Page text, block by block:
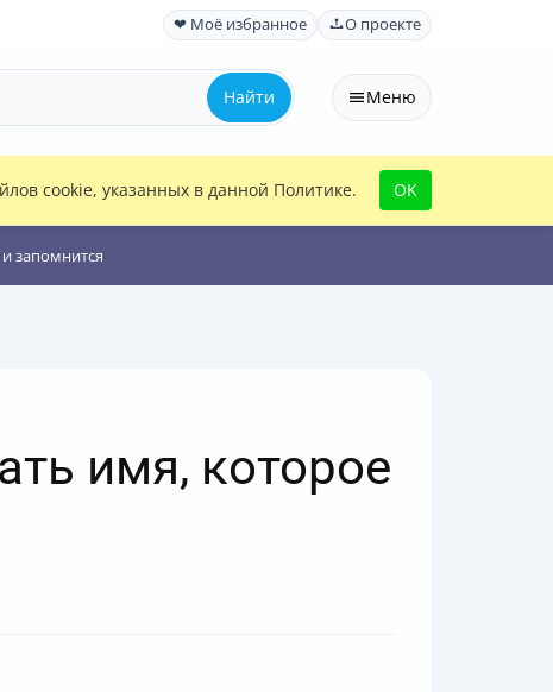
❤ Моё избранное О проекте
Найти Меню
cookie, указанных в данной Политике. OK
запомнится
имя, которое